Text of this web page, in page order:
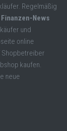
Regelmäßig
News
und
online
Shopbetreiber
kaufen.
neue